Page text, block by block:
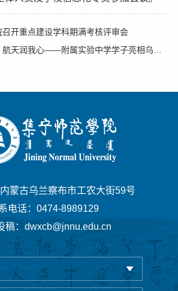
开重点建设学科期满考核评审会
润我心——附属实验中学学子亮相乌兰察布市合唱展演
蒙古乌兰察布市工农大街59号
电话：0474-8989129
稿：dwxcb@jnnu.edu.cn